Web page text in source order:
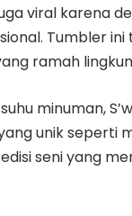
viral karena
Tumbler
ramah
minuman,
unik seperti
seni yang